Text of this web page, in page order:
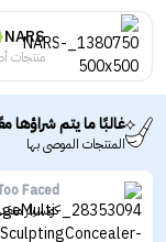
NARS
منتجات
غالبًا ما يتم شراؤها
المنتجات الموصى بها
Faced
كونسيلر